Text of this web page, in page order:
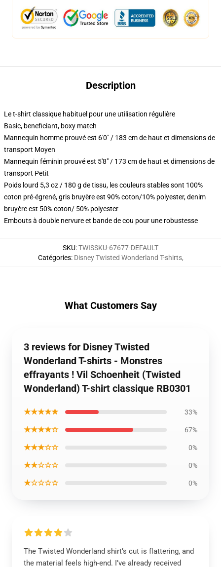
Description
Le t-shirt classique habituel pour une utilisation régulière
Basic, beneficiant, boxy match
Mannequin homme prouvé est 6'0" / 183 cm de haut et dimensions de
transport Moyen
Mannequin féminin prouvé est 5'8" / 173 cm de haut et dimensions de
transport Petit
Poids lourd 5,3 oz / 180 g de tissu, les couleurs stables sont 100%
coton pré-égrené, gris bruyère est 90% coton/10% polyester, denim
bruyère est 50% coton/ 50% polyester
Embouts à double nervure et bande de cou pour une robustesse
SKU:TWISSKU-67677-DEFAULT
Catégories: Disney Twisted Wonderland T-shirts,
What Customers Say
3 reviews for Disney Twisted
Wonderland T-shirts - Monstres
effrayants ! Vil Schoenheit (Twisted
Wonderland) T-shirt classique RB0301
★★★★★ 33%
★★★★☆ 67%
★★★☆☆ 0%
★★☆☆☆ 0%
★☆☆☆☆ 0%
The Twisted Wonderland shirt’s cut is flattering, and
the material feels high-end. I’ve already received